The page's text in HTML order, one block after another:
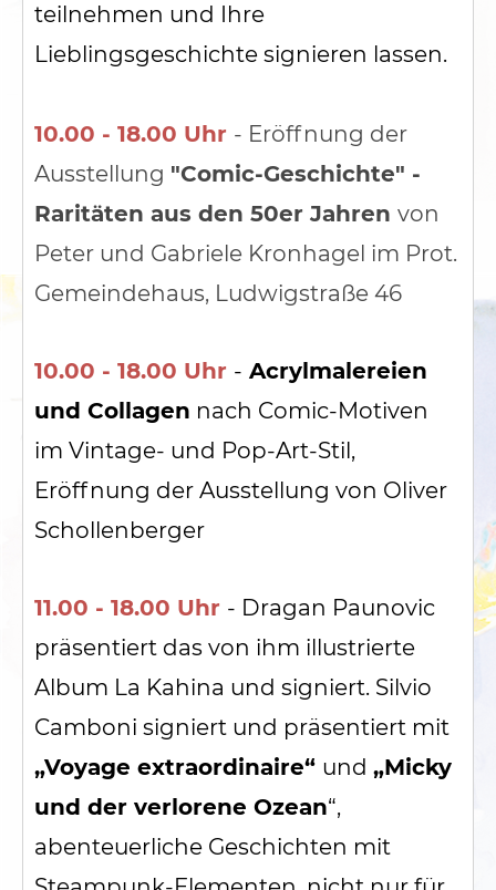
teilnehmen und Ihre
Lieblingsgeschichte signieren lassen.
10.00 - 18.00 Uhr - Eröffnung der
Ausstellung "Comic-Geschichte" -
Raritäten aus den 50er Jahren von
Peter und Gabriele Kronhagel im Prot.
Gemeindehaus, Ludwigstraße 46
10.00 - 18.00 Uhr - Acrylmalereien
und Collagen nach Comic-Motiven
im Vintage- und Pop-Art-Stil,
Eröffnung der Ausstellung von Oliver
Schollenberger
11.00 - 18.00 Uhr - Dragan Paunovic
präsentiert das von ihm illustrierte
Album La Kahina und signiert. Silvio
Camboni signiert und präsentiert mit
„Voyage extraordinaire“ und „Micky
und der verlorene Ozean“,
abenteuerliche Geschichten mit